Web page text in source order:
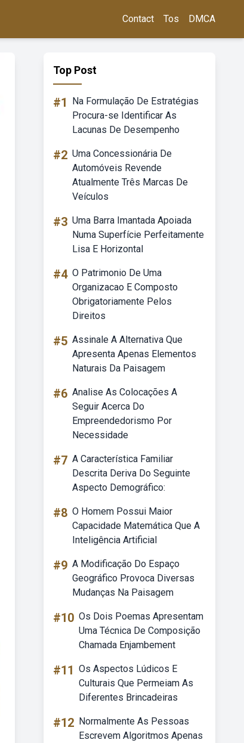
Contact Tos DMCA
Top Post
#1
Na Formulação De Estratégias
Procura-se Identificar As
Lacunas De Desempenho
#2 Uma Concessionária De
Automóveis Revende
Atualmente Três Marcas De
Veículos
#3 Uma Barra Imantada Apoiada
Numa Superfície Perfeitamente
Lisa E Horizontal
#4 O Patrimonio De Uma
Organizacao E Composto
Obrigatoriamente Pelos
Direitos
#5 Assinale A Alternativa Que
Apresenta Apenas Elementos
Naturais Da Paisagem
#6 Analise As Colocações A
Seguir Acerca Do
Empreendedorismo Por
Necessidade
#7 A Característica Familiar
Descrita Deriva Do Seguinte
Aspecto Demográfico:
#8 O Homem Possui Maior
Capacidade Matemática Que A
Inteligência Artificial
#9 A Modificação Do Espaço
Geográfico Provoca Diversas
Mudanças Na Paisagem
#10 Os Dois Poemas Apresentam
Uma Técnica De Composição
Chamada Enjambement
#11 Os Aspectos Lúdicos E
Culturais Que Permeiam As
Diferentes Brincadeiras
#12 Normalmente As Pessoas
Escrevem Algoritmos Apenas